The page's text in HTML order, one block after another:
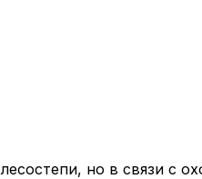
но в связи с